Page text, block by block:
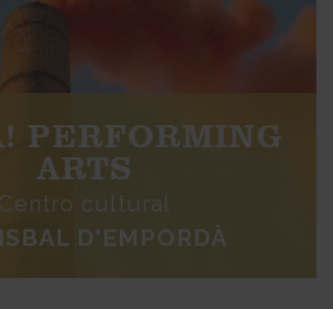
PERFORMING
ARTS
Centro cultural
D'EMPORDÀ